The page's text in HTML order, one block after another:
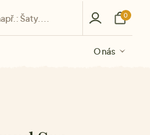
O nás
O nás
O nás
O nás
O nás
0